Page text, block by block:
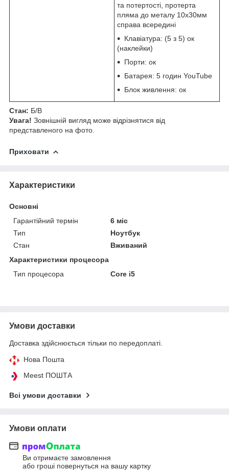
та потертості, протерта
пляма до металу 10х30мм
справа всередині
Клавіатура: (5 з 5) ок
(наклейки)
Порти: ок
Батарея: 5 годин YouTube
Блок живлення: ок
Стан: Б/В
Увага! Зовнішній вигляд може відрізнятися від
представленого на фото.
Приховати
Характеристики
Основні
Гарантійний термін
6 міс
Тип
Ноутбук
Стан
Вживаний
Характеристики процесора
Тип процесора
Core i5
Умови доставки
Доставка здійснюється тільки по передоплаті.
Нова Пошта
Meest ПОШТА
Всі умови доставки
Умови оплати
Ви отримаєте замовлення
або гроші повернуться на вашу картку